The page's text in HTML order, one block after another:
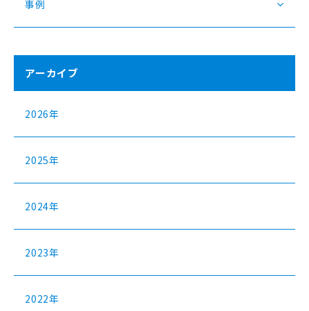
事例
アーカイブ
2026年
2025年
2024年
2023年
2022年